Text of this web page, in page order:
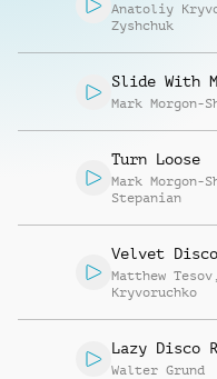
Anatoliy
Zyshchuk
Slide With
Mark Morgon-
Turn Loose
Mark Morgon-
Stepanian
Velvet
Matthew Tesov
Kryvoruchko
Lazy Disco
Walter Grund